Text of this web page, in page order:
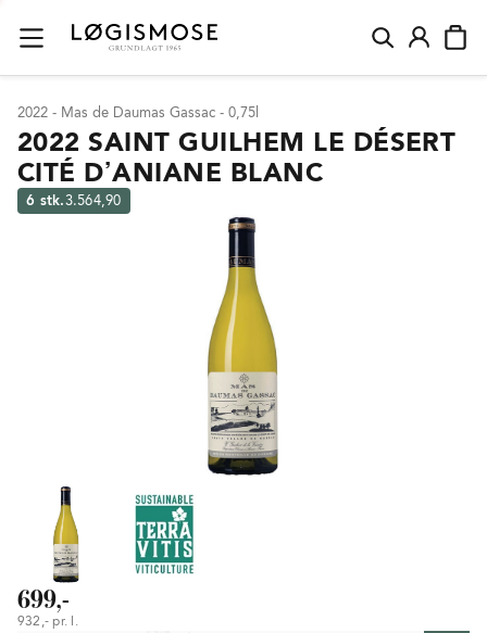
2022 - Mas de Daumas Gassac - 0,75l
2022 SAINT GUILHEM LE DÉSERT
CITÉ D’ANIANE BLANC
6 stk.3.564,90
699,-
932,- pr. l.